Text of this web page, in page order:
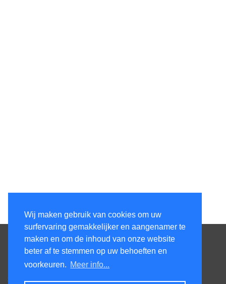
Wij maken gebruik van cookies om uw
surfervaring gemakkelijker en aangenamer te
maken en om de inhoud van onze website
beter af te stemmen op uw behoeften en
voorkeuren. Meer info...
Contacteer ons
Honsdonkstraat 25A
3120 Tremelo